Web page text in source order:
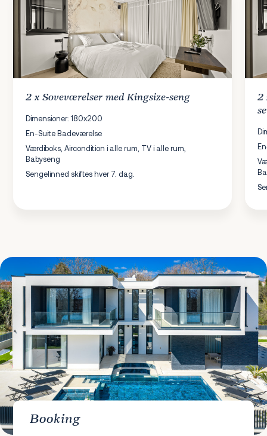
2 xSoveværelser med Kingsize-seng
Dimensioner: 180x200
En-Suite Badeværelse
Værdiboks, Aircondition i alle rum, TV i alle rum,
Babyseng
Sengelinned skiftes hver 7. dag.
2
Booking